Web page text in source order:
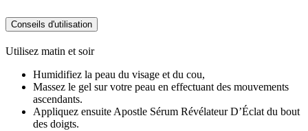
Conseils d'utilisation
Utilisez matin et soir
Humidifiez la peau du visage et du cou,
Massez le gel sur votre peau en effectuant des mouvements
ascendants.
Appliquez ensuite Apostle Sérum Révélateur D’Éclat du bout
des doigts.